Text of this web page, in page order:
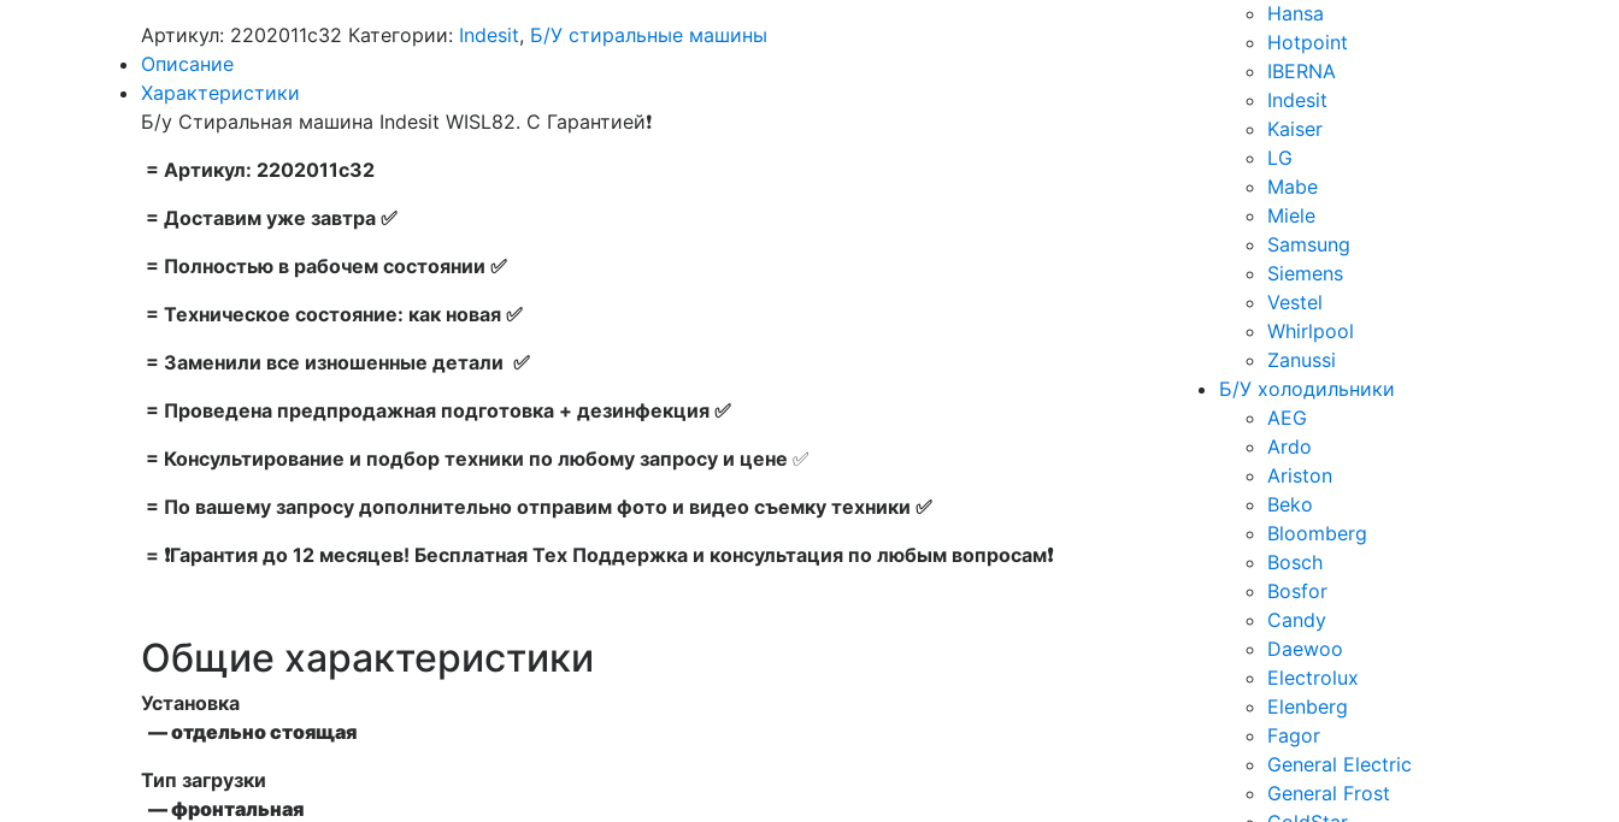
Артикул: 2202011c32 Категории: Indesit, Б/У стиральные машины
Описание
Характеристики
Б/у Стиральная машина Indesit WISL82. С Гарантией❗
= Артикул: 2202011c32
= Доставим уже завтра ✅
= Полностью в рабочем состоянии ✅
= Техническое состояние: как новая ✅
= Заменили все изношенные детали ✅
= Проведена предпродажная подготовка + дезинфекция ✅
= Консультирование и подбор техники по любому запросу и цене ✅
= По вашему запросу дополнительно отправим фото и видео съемку техники ✅
= ❗Гарантия до 12 месяцев! Бесплатная Тех Поддержка и консультация по любым вопросам❗
Общие характеристики
Установка
— отдельно стоящая
Тип загрузки
— фронтальная
Hansa
Hotpoint
IBERNA
Indesit
Kaiser
LG
Mabe
Miele
Samsung
Siemens
Vestel
Whirlpool
Zanussi
Б/У холодильники
AEG
Ardo
Ariston
Beko
Bloomberg
Bosch
Bosfor
Candy
Daewoo
Electrolux
Elenberg
Fagor
General Electric
General Frost